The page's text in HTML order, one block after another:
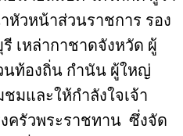
หัวหน้าส่วนราชการ รอง
เหล่ากาชาดจังหวัด ผู้
นท้องถิ่น กำนัน ผู้ใหญ่
มและให้กำลังใจเจ้า
ครัวพระราชทาน ซึ่งจัด